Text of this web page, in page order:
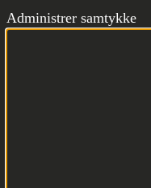
Administrer samtykke